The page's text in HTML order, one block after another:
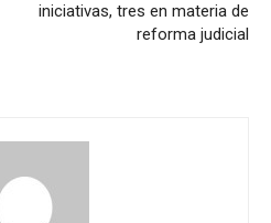
iniciativas, tres en materia de
reforma judicial